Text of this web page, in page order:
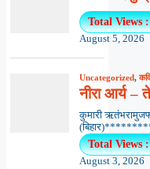
Total Views
August 5, 2026
Uncategorized,
नीरा आर्य
कुमारी
Total Views
August 3, 2026